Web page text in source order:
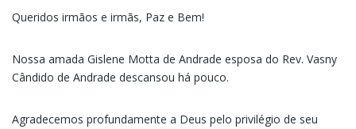
Queridos irmãos e irmãs, Paz e Bem!
Nossa amada Gislene Motta de Andrade esposa do Rev. Vasny
Cândido de Andrade descansou há pouco.
Agradecemos profundamente a Deus pelo privilégio de seu